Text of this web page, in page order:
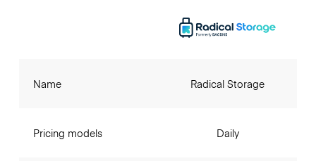
Name
Pricing models
Radical Storage
Daily